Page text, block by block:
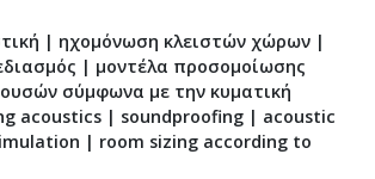
| ηχομόνωση κλειστών χώρων |
| μοντέλα προσομοίωσης
σύμφωνα με την κυματική
acoustics | soundproofing | acoustic
| room sizing according to